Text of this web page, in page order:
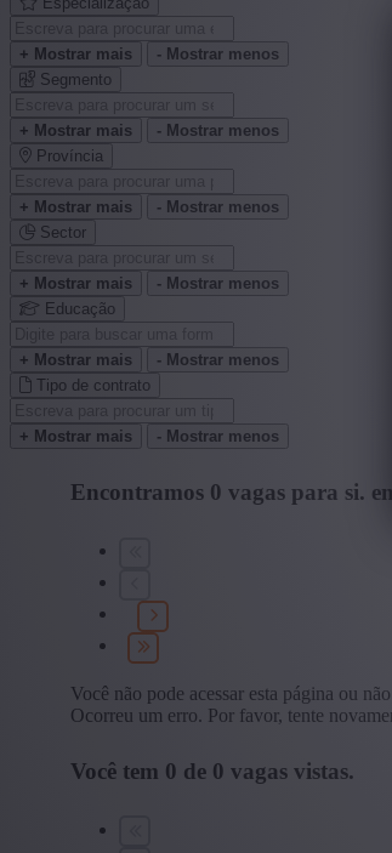
+ Mostrar mais
- Mostrar menos
Segmento
+ Mostrar mais
- Mostrar menos
Província
+ Mostrar mais
- Mostrar menos
Sector
+ Mostrar mais
- Mostrar menos
Educação
+ Mostrar mais
- Mostrar menos
Tipo de contrato
+ Mostrar mais - Mostrar menos
Encontramos 0 vagas para si.
Você não pode acessar esta página ou
Ocorreu um erro. Por favor, tente
Você tem 0 de 0 vagas vistas.